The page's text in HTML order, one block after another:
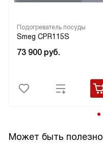
Подогреватель посуды
Smeg CPR115S
73 900 руб.
Может быть полезно